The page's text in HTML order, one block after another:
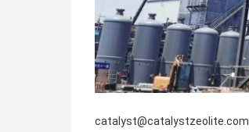
catalyst@catalystzeolite.com